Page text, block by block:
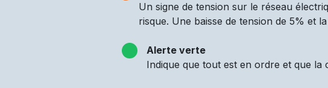
Un signe de tension sur le réseau
risque. Une baisse de tension de 5% et
Alerte verte
Indique que tout est en ordre et que